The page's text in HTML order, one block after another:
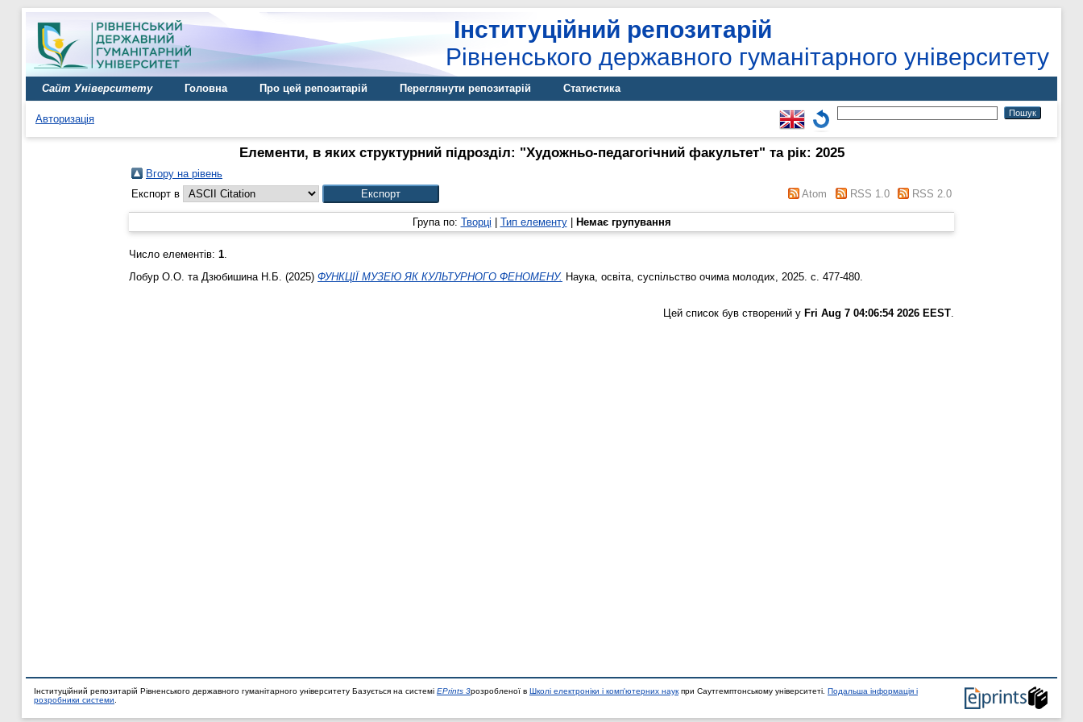
Інституційний репозитарій
Рівненського державного гуманітарного університету
Сайт Університету Головна Про цей репозитарій Переглянути репозитарій Статистика
Авторизація
Елементи, в яких структурний підрозділ: "Художньо-педагогічний факультет" та рік: 2025
Вгору на рівень
Експорт в
Atom RSS 1.0 RSS 2.0
Група по: Творці Тип елементу| Немає групування
Число елементів: 1.
Лобур О.О. та Дзюбишина Н.Б. (2025) ФУНКЦІЇ МУЗЕЮ ЯК КУЛЬТУРНОГО ФЕНОМЕНУ. Наука, освіта, суспільство очима молодих, 2025. с. 477-480.
Цей список був створений у Fri Aug 7 04:06:54 2026 EEST
Інституційний репозитарій Рівненського державного гуманітарного університету Базується на системі EPrints 3розробленої в Школі електроніки і комп'ютерних наук при Саутгемптонському університеті. Подальша інформація і
розробники системи